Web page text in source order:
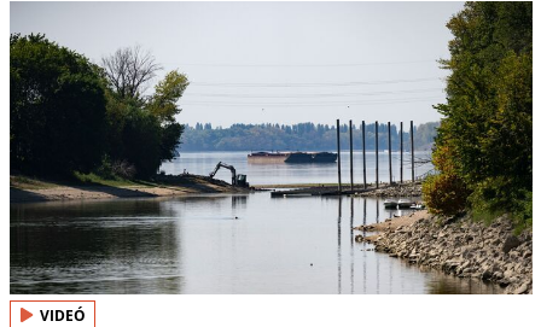
VIDEÓ